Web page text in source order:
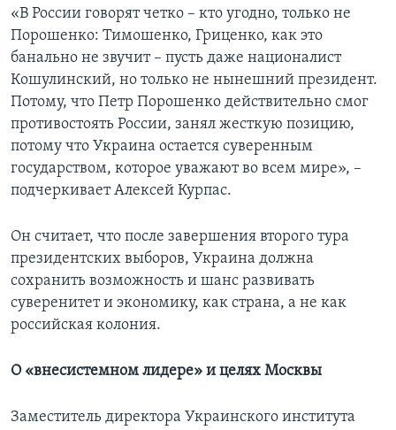
«В России говорят четко – кто угодно, только не
Порошенко: Тимошенко, Гриценко, как это
банально не звучит – пусть даже националист
Кошулинский, но только не нынешний президент.
Потому, что Петр Порошенко действительно смог
противостоять России, занял жесткую позицию,
потому что Украина остается суверенным
государством, которое уважают во всем мире», –
подчеркивает Алексей Курпас.
Он считает, что после завершения второго тура
президентских выборов, Украина должна
сохранить возможность и шанс развивать
суверенитет и экономику, как страна, а не как
российская колония.
О «внесистемном лидере» и целях Москвы
Заместитель директора Украинского института